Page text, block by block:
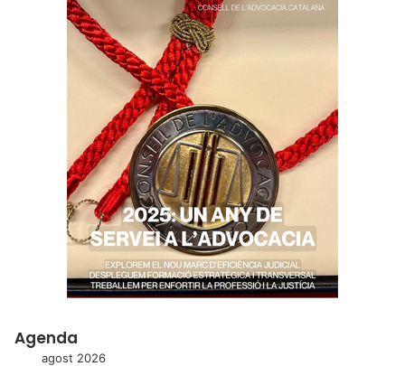
Agenda
agost 2026